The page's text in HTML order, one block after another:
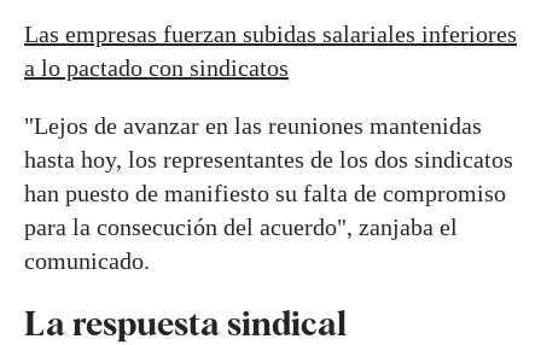
Las empresas fuerzan subidas salariales inferiores
a lo pactado con sindicatos
"Lejos de avanzar en las reuniones mantenidas
hasta hoy, los representantes de los dos sindicatos
han puesto de manifiesto su falta de compromiso
para la consecución del acuerdo", zanjaba el
comunicado.
La respuesta sindical